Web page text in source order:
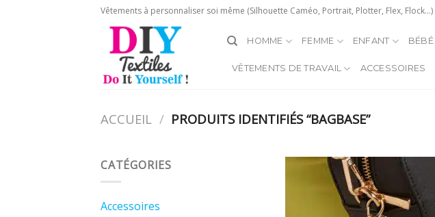
Vêtements à personnaliser soi même (Silhouette Caméo, Portrait, Plotter, Flex, Flock...)
HOMME FEMME ENFANT BÉBÉ
VÊTEMENTS DE TRAVAIL ACCESSOIRES
ACCUEIL / PRODUITS IDENTIFIÉS “BAGBASE”
CATÉGORIES
Accessoires